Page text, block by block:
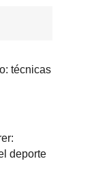
técnicas
deporte